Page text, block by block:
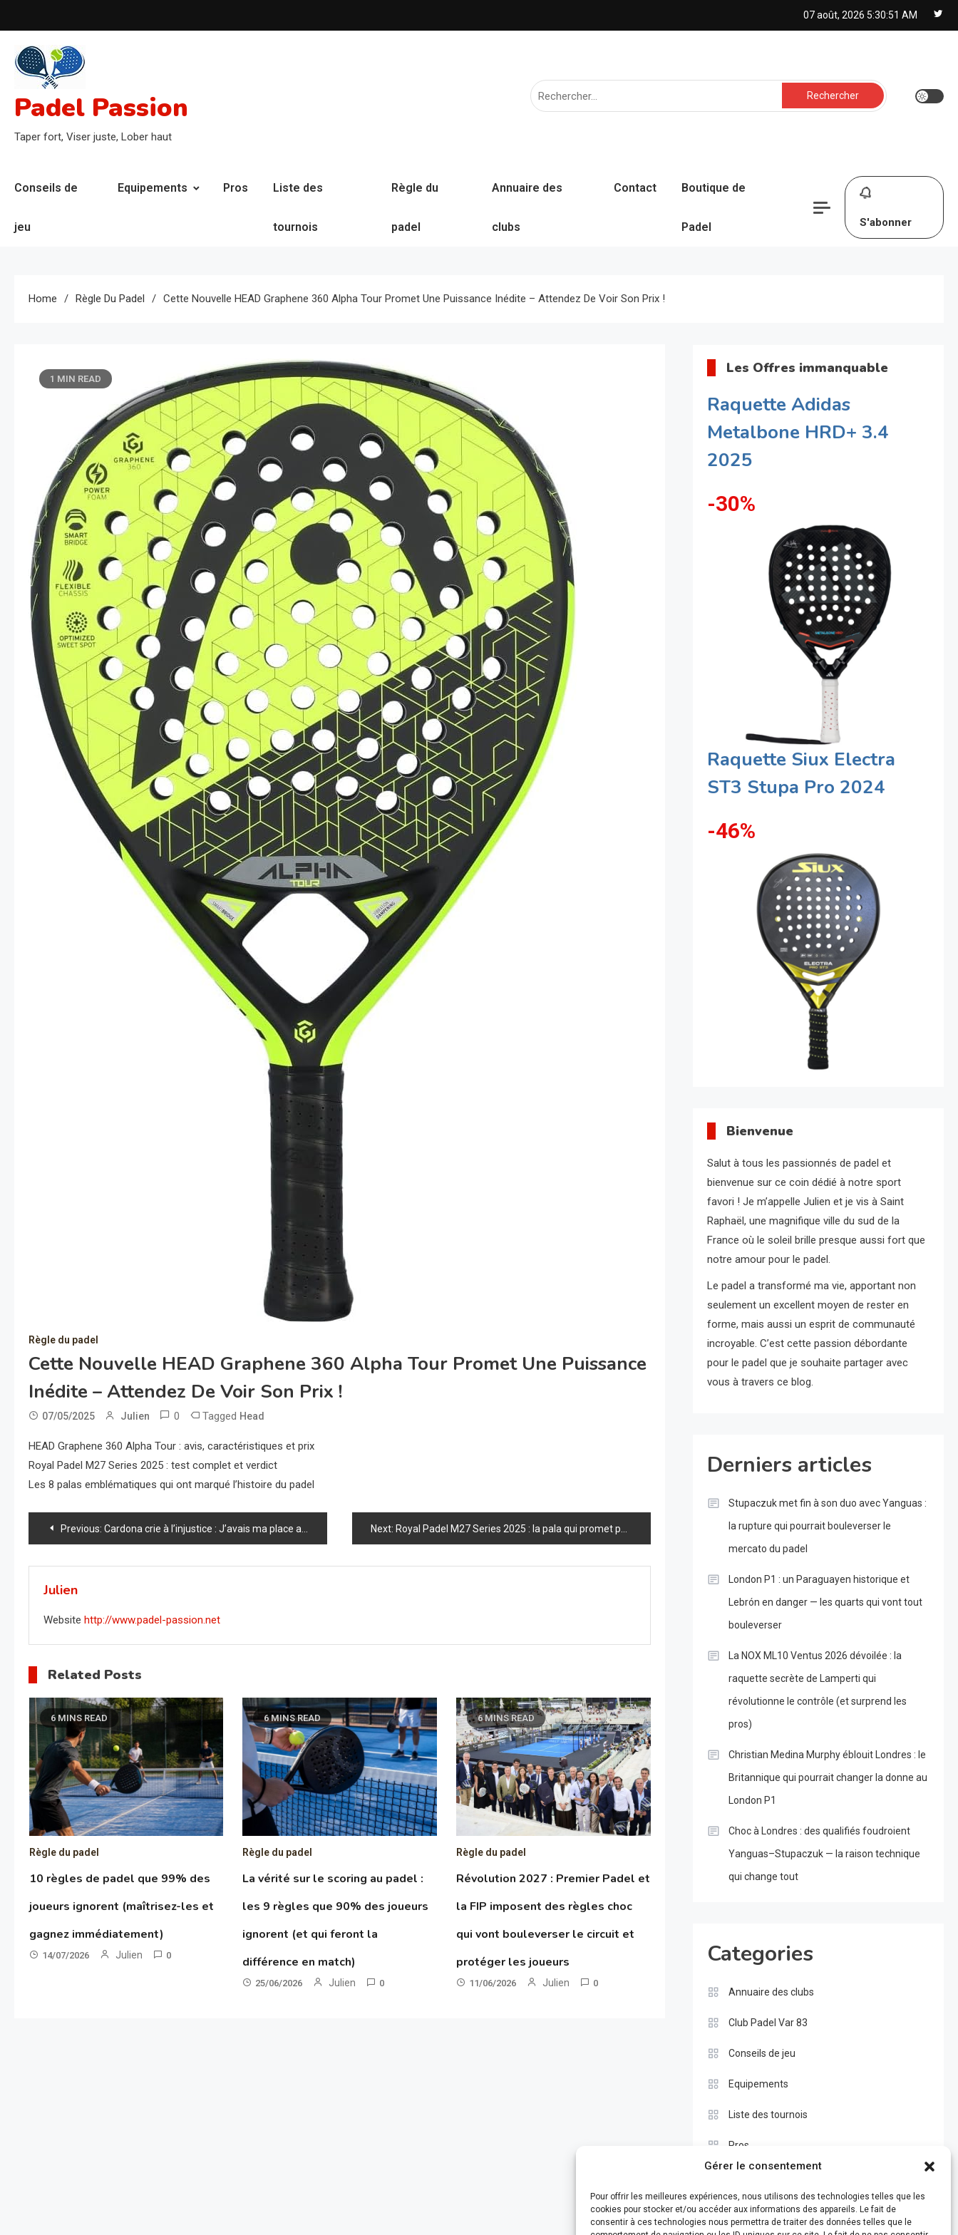
Gérer le consentement
Pour offrir les meilleures expériences, nous utilisons des technologies telles que les
cookies pour stocker et/ou accéder aux informations des appareils. Le fait de
consentir à ces technologies nous permettra de traiter des données telles que le
to
content
07 août, 2026 5:30:52 AM
Padel Passion
Taper fort, Viser juste, Lober haut
Rechercher :
Conseils de
jeu
Equipements Pros Liste des
tournois
Règle du
padel
Annuaire des
clubs
Contact Boutique de
Padel S'abonner
Home Règle Du Padel Cette Nouvelle HEAD Graphene 360 Alpha Tour Promet Une Puissance Inédite – Attendez De Voir Son Prix !
1 MIN READ
Règle du padel
Cette Nouvelle HEAD Graphene 360 Alpha Tour Promet Une Puissance
Inédite – Attendez De Voir Son Prix !
07/05/2025 Julien 0 Tagged Head
HEAD Graphene 360 Alpha Tour : avis, caractéristiques et prix
Royal Padel M27 Series 2025 : test complet et verdict
Les 8 palas emblématiques qui ont marqué l’histoire du padel
Navigation
de
l’article
Previous: Cardona crie à l’injustice : J’avais ma place au Mondial, et la fédé est sous le choc ! Next: Royal Padel M27 Series 2025 : la pala qui promet puissance maximale ET protection anti-blessure !
Julien
Website http://www.padel-passion.net
Related Posts
6 MINS READ
Règle du padel
10 règles de padel que 99% des
joueurs ignorent (maîtrisez-les et
gagnez immédiatement)
14/07/2026 Julien 0
6 MINS READ
Règle du padel
La vérité sur le scoring au padel :
les 9 règles que 90% des joueurs
ignorent (et qui feront la
différence en match)
25/06/2026 Julien 0
6 MINS READ
Règle du padel
Révolution 2027 : Premier Padel et
la FIP imposent des règles choc
qui vont bouleverser le circuit et
protéger les joueurs
11/06/2026 Julien 0
Les Offres immanquable
Raquette Adidas
Metalbone HRD+ 3.4
2025
-30%
Raquette Siux Electra
ST3 Stupa Pro 2024
-46%
Bienvenue
Salut à tous les passionnés de padel et
bienvenue sur ce coin dédié à notre sport
favori ! Je m’appelle Julien et je vis à Saint
Raphaël, une magnifique ville du sud de la
France où le soleil brille presque aussi fort que
notre amour pour le padel.
Le padel a transformé ma vie, apportant non
seulement un excellent moyen de rester en
forme, mais aussi un esprit de communauté
incroyable. C’est cette passion débordante
pour le padel que je souhaite partager avec
vous à travers ce blog.
Derniers articles
Stupaczuk met fin à son duo avec Yanguas :
la rupture qui pourrait bouleverser le
mercato du padel
London P1 : un Paraguayen historique et
Lebrón en danger — les quarts qui vont tout
bouleverser
La NOX ML10 Ventus 2026 dévoilée : la
raquette secrète de Lamperti qui
révolutionne le contrôle (et surprend les
pros)
Christian Medina Murphy éblouit Londres : le
Britannique qui pourrait changer la donne au
London P1
Choc à Londres : des qualifiés foudroient
Yanguas–Stupaczuk — la raison technique
qui change tout
Categories
Annuaire des clubs
Club Padel Var 83
Conseils de jeu
Equipements
Liste des tournois
Pros
Test